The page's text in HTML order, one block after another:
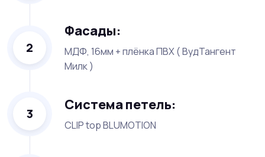
2
Фасады:
МДФ, 16мм + плёнка ПВХ ( ВудТангент
Милк )
3
Система петель:
CLIP top BLUMOTION